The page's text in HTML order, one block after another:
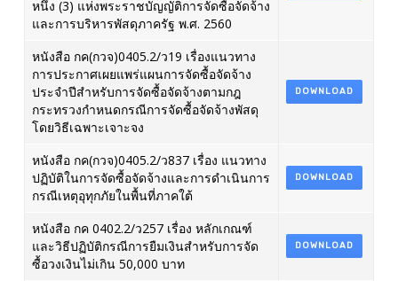
หนึ่ง (3) แห่งพระราชบัญญัติการจัดซื้อจัดจ้าง
และการบริหารพัสดุภาครัฐ พ.ศ. 2560
หนังสือ กค(กวจ)0405.2/ว19 เรื่องแนวทาง
การประกาศเผยแพร่แผนการจัดซื้อจัดจ้าง
ประจำปีสำหรับการจัดซื้อจัดจ้างตามกฎ
กระทรวงกำหนดกรณีการจัดซื้อจัดจ้างพัสดุ
โดยวิธีเฉพาะเจาะจง
DOWNLOAD
หนังสือ กค(กวจ)0405.2/ว837 เรื่อง แนวทาง
ปฏิบัติในการจัดซื้อจัดจ้างและการดำเนินการ
กรณีเหตุอุทุกภัยในพื้นที่ภาคใต้
DOWNLOAD
หนังสือ กค 0402.2/ว257 เรื่อง หลักเกณฑ์
และวิธีปฏิบัติกรณีการยืมเงินสำหรับการจัด
ซื้อวงเงินไม่เกิน 50,000 บาท
DOWNLOAD